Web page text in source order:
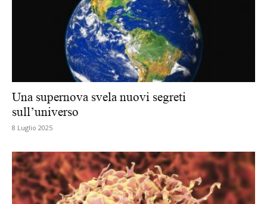
Una supernova svela nuovi segreti
sull’universo
8 Luglio 2025